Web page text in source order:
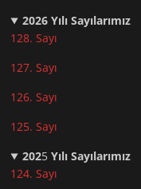
2026 Yılı Sayılarımız
128. Sayı
127. Sayı
126. Sayı
125. Sayı
2025Yılı Sayılarımız
124. Sayı